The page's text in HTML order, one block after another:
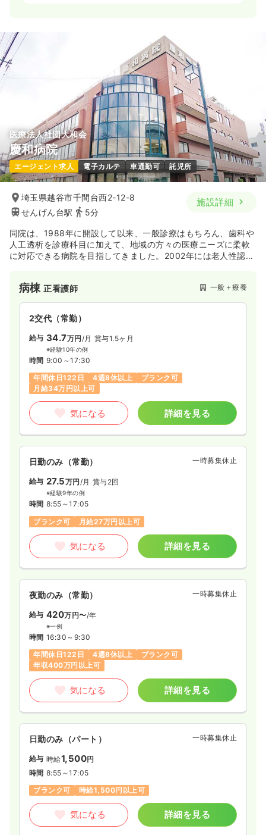
（休憩60分）
4週8休以上 担当業務未経験可
ブランク可
月給27万円以上可
気になる 詳細を見る
日勤のみ（パート） 一時募集休止
給与 時給1,500円〜
時間 8:30～17:30 （休憩60分）
日祝休み
担当業務未経験可
気になる 詳細を見る
医療法人社団大和会
慶和病院
エージェント求人 電子カルテ 車通勤可 託児所
埼玉県越谷市千間台西2-12-8
せんげん台駅
5分
施設詳細
同院は、1988年に開設して以来、一般診療はもちろん、歯科や
人工透析を診療科目に加えて、地域の方々の医療ニーズに柔軟
に対応できる病院を目指してきました。2002年には老人性認知
体制を整えて支援しております。
病棟正看護師 一般＋療養
2交代（常勤）
給与 34.7万円 /月 賞与1.5ヶ月
※経験10年の例
時間 9:00～17:30
年間休日122日
4週8休以上
ブランク可
月給34万円以上可
気になる 詳細を見る
日勤のみ（常勤） 一時募集休止
給与 27.5万円/月 賞与2回
※経験9年の例
時間 8:55～17:05
ブランク可
月給27万円以上可
気になる 詳細を見る
夜勤のみ（常勤） 一時募集休止
給与 420万円〜/年
※一例
時間 16:30～9:30
年間休日122日
4週8休以上
ブランク可
年収400万円以上可
気になる 詳細を見る
日勤のみ（パート） 一時募集休止
給与 時給1,500円
時間 8:55～17:05
ブランク可
時給1,500円以上可
気になる 詳細を見る